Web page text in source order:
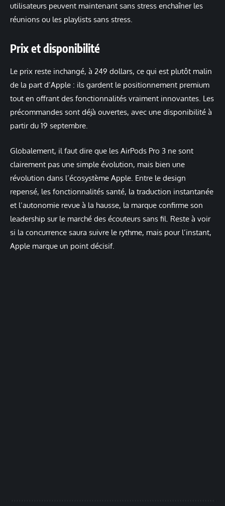
utilisateurs peuvent maintenant sans stress enchaîner les
réunions ou les playlists sans stress.
Prix et disponibilité
Le prix reste inchangé, à 249 dollars, ce qui est plutôt malin
de la part d’Apple : ils gardent le positionnement premium
tout en offrant des fonctionnalités vraiment innovantes. Les
précommandes sont déjà ouvertes, avec une disponibilité à
partir du 19 septembre.
Globalement, il faut dire que les AirPods Pro 3 ne sont
clairement pas une simple évolution, mais bien une
révolution dans l’écosystème Apple. Entre le design
repensé, les fonctionnalités santé, la traduction instantanée
et l’autonomie revue à la hausse, la marque confirme son
leadership sur le marché des écouteurs sans fil. Reste à voir
si la concurrence saura suivre le rythme, mais pour l’instant,
Apple marque un point décisif.